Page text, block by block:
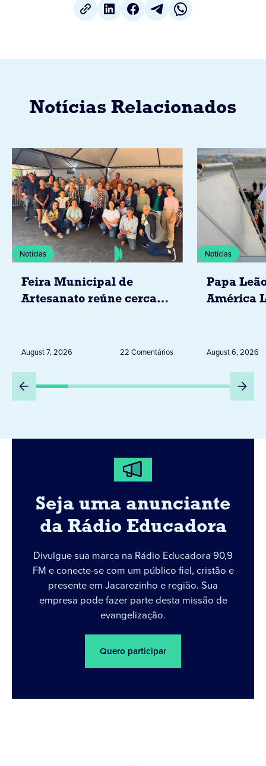
Notícias Relacionados
Notícias
Feira Municipal de
Artesanato reúne cerca
August 7, 2026 22 Comentários
Notícias
Papa
América
Peru
August 6, 2026
Seja uma anunciante
da Rádio Educadora
Divulgue sua marca na Rádio Educadora 90,9
FM e conecte-se com um público fiel, cristão e
presente em Jacarezinho e região. Sua
empresa pode fazer parte desta missão de
evangelização.
Quero participar